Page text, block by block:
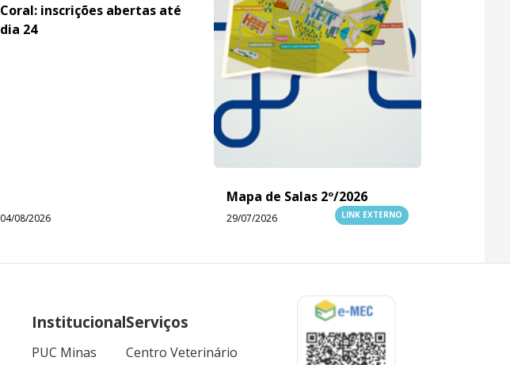
Coral: inscrições abertas até
dia 24
04/08/2026
Mapa de Salas 2º/2026
29/07/2026 LINK EXTERNO
Institucional
PUC Minas
Serviços
Centro Veterinário